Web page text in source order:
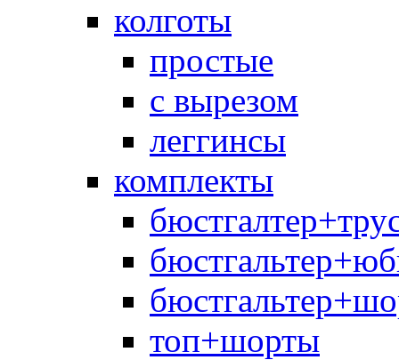
колготы
простые
с вырезом
леггинсы
комплекты
топ+шорты